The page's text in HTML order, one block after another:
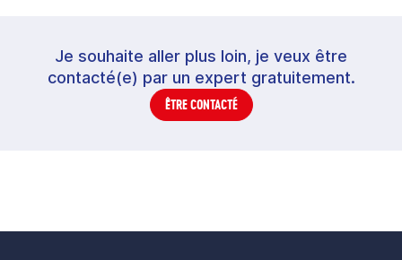
Je souhaite aller plus loin, je veux être
contacté(e) par un expert gratuitement.
ÊTRE CONTACTÉ